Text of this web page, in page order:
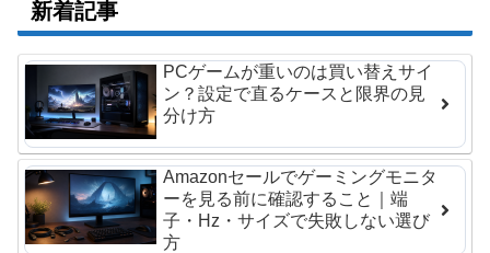
新着記事
PCゲームが重いのは買い替えサイ
ン？設定で直るケースと限界の見
分け方
Amazonセールでゲーミングモニタ
ーを見る前に確認すること｜端
子・Hz・サイズで失敗しない選び
方